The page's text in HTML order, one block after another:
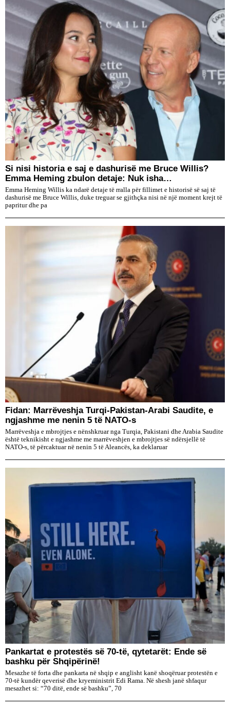
Si nisi historia e saj e dashurisë me Bruce Willis?
Emma Heming zbulon detaje: Nuk isha…
Emma Heming Willis ka ndarë detaje të rralla për fillimet e historisë së saj të
dashurisë me Bruce Willis, duke treguar se gjithçka nisi në një moment krejt të
papritur dhe pa
Fidan: Marrëveshja Turqi-Pakistan-Arabi Saudite, e
ngjashme me nenin 5 të NATO-s
Marrëveshja e mbrojtjes e nënshkruar nga Turqia, Pakistani dhe Arabia Saudite
është teknikisht e ngjashme me marrëveshjen e mbrojtjes së ndërsjellë të
NATO-s, të përcaktuar në nenin 5 të Aleancës, ka deklaruar
Pankartat e protestës së 70-të, qytetarët: Ende së
bashku për Shqipërinë!
Mesazhe të forta dhe pankarta në shqip e anglisht kanë shoqëruar protestën e
70-të kundër qeverisë dhe kryeministrit Edi Rama. Në shesh janë shfaqur
mesazhet si: “70 ditë, ende së bashku”, 70